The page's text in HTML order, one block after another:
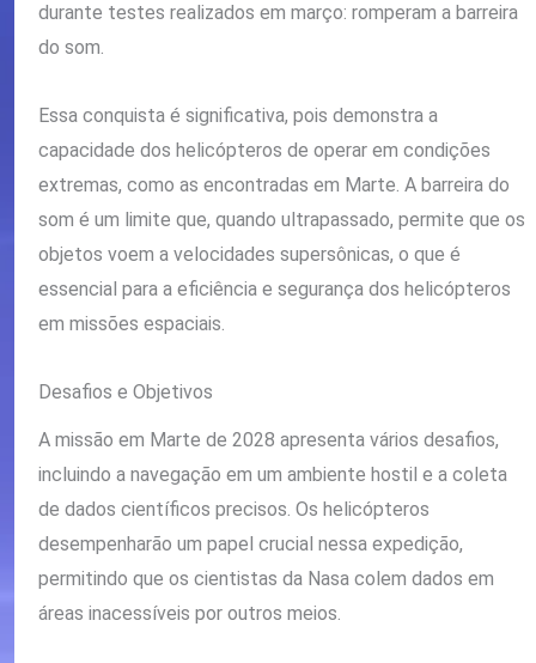
durante testes realizados em março: romperam a barreira
do som.
Essa conquista é significativa, pois demonstra a
capacidade dos helicópteros de operar em condições
extremas, como as encontradas em Marte. A barreira do
som é um limite que, quando ultrapassado, permite que os
objetos voem a velocidades supersônicas, o que é
essencial para a eficiência e segurança dos helicópteros
em missões espaciais.
Desafios e Objetivos
A missão em Marte de 2028 apresenta vários desafios,
incluindo a navegação em um ambiente hostil e a coleta
de dados científicos precisos. Os helicópteros
desempenharão um papel crucial nessa expedição,
permitindo que os cientistas da Nasa colem dados em
áreas inacessíveis por outros meios.